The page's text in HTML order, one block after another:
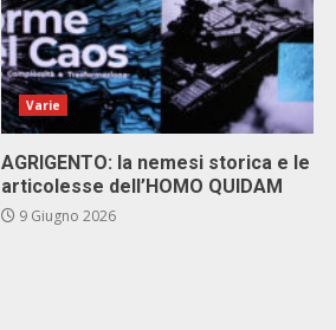
Varie
AGRIGENTO: la nemesi storica e le
articolesse dell’HOMO QUIDAM
9 Giugno 2026